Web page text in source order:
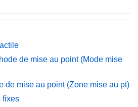
de mise au point (Mode mise
de mise au point (Zone mise au pt)
fixes